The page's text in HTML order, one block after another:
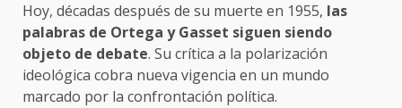
Hoy, décadas después de su muerte en 1955, las
palabras de Ortega y Gasset siguen siendo
objeto de debate. Su crítica a la polarización
ideológica cobra nueva vigencia en un mundo
marcado por la confrontación política.